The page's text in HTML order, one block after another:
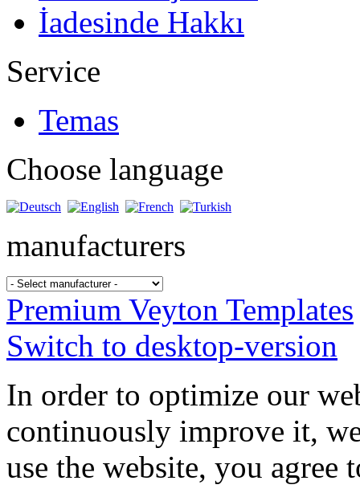
İadesinde Hakkı
Service
Temas
Choose language
manufacturers
Premium Veyton Templates
Switch to desktop-version
In order to optimize our
continuously improve it,
use the website, you agree